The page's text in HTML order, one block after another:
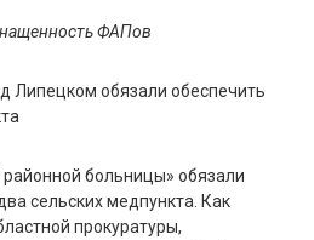
ФАПов
районной больницы» обязали
сельских медпункта. Как
прокуратуры,